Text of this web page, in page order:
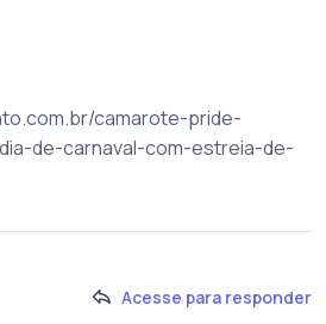
camarote-pride-
de-carnaval-com-estreia-de-
Acesse para responder